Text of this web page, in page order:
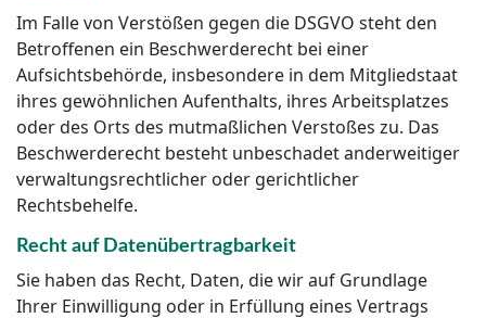
Im Falle von Verstößen gegen die DSGVO steht den
Betroffenen ein Beschwerderecht bei einer
Aufsichtsbehörde, insbesondere in dem Mitgliedstaat
ihres gewöhnlichen Aufenthalts, ihres Arbeitsplatzes
oder des Orts des mutmaßlichen Verstoßes zu. Das
Beschwerderecht besteht unbeschadet anderweitiger
verwaltungsrechtlicher oder gerichtlicher
Rechtsbehelfe.
Recht auf Daten­übertrag­barkeit
Sie haben das Recht, Daten, die wir auf Grundlage
Ihrer Einwilligung oder in Erfüllung eines Vertrags